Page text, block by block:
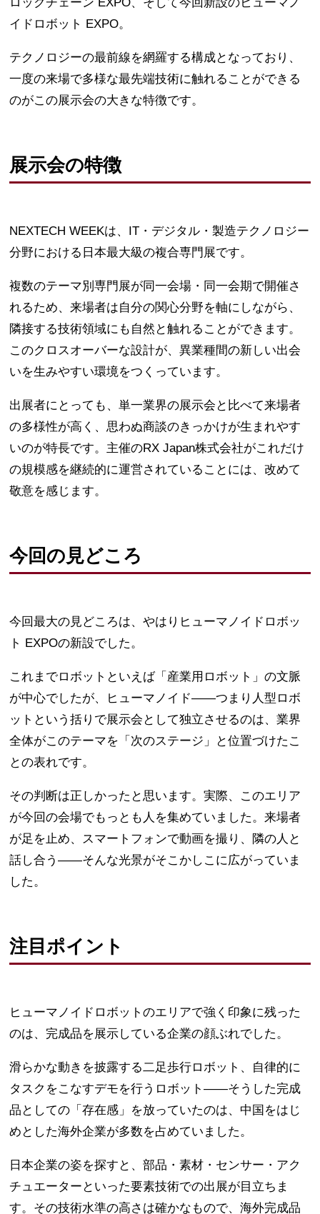
イドロボット EXPO。
テクノロジーの最前線を網羅する構成となっており、
一度の来場で多様な最先端技術に触れることができる
のがこの展示会の大きな特徴です。
展示会の特徴
NEXTECH WEEKは、IT・デジタル・製造テクノロジー
分野における日本最大級の複合専門展です。
複数のテーマ別専門展が同一会場・同一会期で開催さ
れるため、来場者は自分の関心分野を軸にしながら、
隣接する技術領域にも自然と触れることができます。
このクロスオーバーな設計が、異業種間の新しい出会
いを生みやすい環境をつくっています。
出展者にとっても、単一業界の展示会と比べて来場者
の多様性が高く、思わぬ商談のきっかけが生まれやす
いのが特長です。主催のRX Japan株式会社がこれだけ
の規模感を継続的に運営されていることには、改めて
敬意を感じます。
今回の見どころ
今回最大の見どころは、やはりヒューマノイドロボッ
ト EXPOの新設でした。
これまでロボットといえば「産業用ロボット」の文脈
が中心でしたが、ヒューマノイド——つまり人型ロボ
ットという括りで展示会として独立させるのは、業界
全体がこのテーマを「次のステージ」と位置づけたこ
との表れです。
その判断は正しかったと思います。実際、このエリア
が今回の会場でもっとも人を集めていました。来場者
が足を止め、スマートフォンで動画を撮り、隣の人と
話し合う——そんな光景がそこかしこに広がっていま
した。
注目ポイント
ヒューマノイドロボットのエリアで強く印象に残った
のは、完成品を展示している企業の顔ぶれでした。
滑らかな動きを披露する二足歩行ロボット、自律的に
タスクをこなすデモを行うロボット——そうした完成
品としての「存在感」を放っていたのは、中国をはじ
めとした海外企業が多数を占めていました。
日本企業の姿を探すと、部品・素材・センサー・アク
チュエーターといった要素技術での出展が目立ちま
す。その技術水準の高さは確かなもので、海外完成品